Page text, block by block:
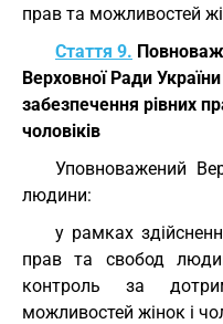
прав та можливостей
Стаття 9.
Верховної Ради
забезпечення рівних
чоловіків
Уповноважений
людини:
у рамках
прав та свобод
контроль за
можливостей жінок і